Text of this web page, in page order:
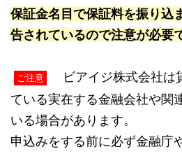
保証金名目で保証料を振り込
告されているので注意が必要
ご注意
ビアイジ株式会社は
ている実在する金融会社や関
いる場合があります。
申込みをする前に必ず金融庁